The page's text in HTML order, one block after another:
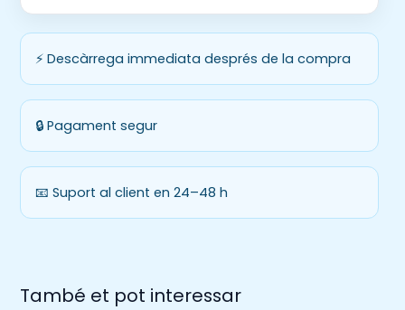
⚡ Descàrrega immediata després de la compra
🔒 Pagament segur
📧 Suport al client en 24–48 h
També et pot interessar